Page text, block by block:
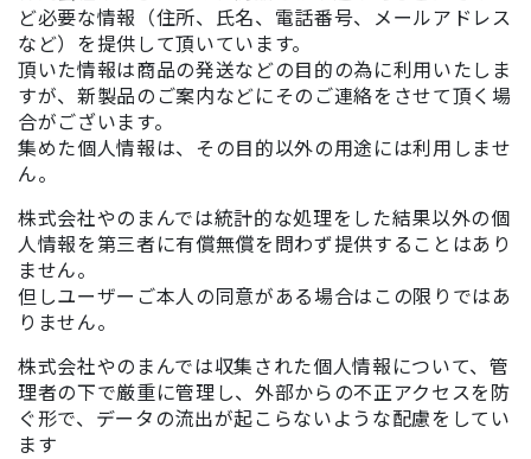
ど必要な情報（住所、氏名、電話番号、メールアドレス
など）を提供して頂いています。
頂いた情報は商品の発送などの目的の為に利用いたしま
すが、新製品のご案内などにそのご連絡をさせて頂く場
合がございます。
集めた個人情報は、その目的以外の用途には利用しませ
ん。
株式会社やのまんでは統計的な処理をした結果以外の個
人情報を第三者に有償無償を問わず提供することはあり
ません。
但しユーザーご本人の同意がある場合はこの限りではあ
りません。
株式会社やのまんでは収集された個人情報について、管
理者の下で厳重に管理し、外部からの不正アクセスを防
ぐ形で、データの流出が起こらないような配慮をしてい
ます